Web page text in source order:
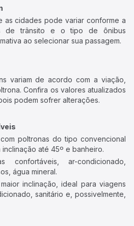
as cidades pode variar conforme a
de trânsito e o tipo de ônibus
ao selecionar sua passagem.
variam de acordo com a viação,
Confira os valores atualizados
podem sofrer alterações.
poltronas do tipo convencional
até 45º e banheiro.
confortáveis, ar-condicionado,
água mineral.
maior inclinação, ideal para viagens
sanitário e, possivelmente,